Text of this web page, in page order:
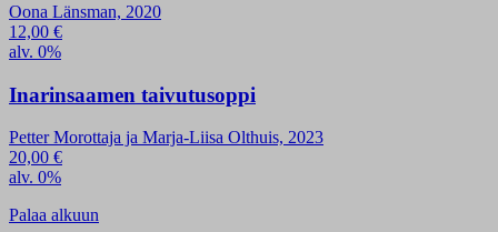
Oona Länsman, 2020
12,00 €
alv. 0%
Inarinsaamen taivutusoppi
Petter Morottaja ja Marja-Liisa Olthuis, 2023
20,00 €
alv. 0%
Palaa alkuun